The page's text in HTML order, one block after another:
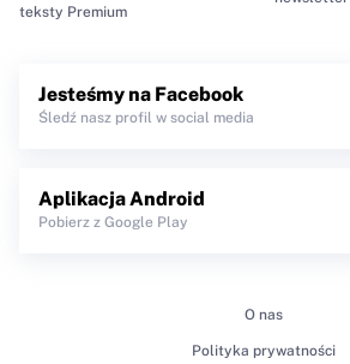
teksty Premium
Jesteśmy na Facebook
Śledź nasz profil w social media
Aplikacja Android
Pobierz z Google Play
O nas
Polityka prywatności